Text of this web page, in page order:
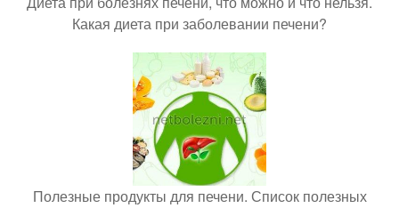
Какая диета при заболевании печени?
Полезные продукты для печени. Список полезных